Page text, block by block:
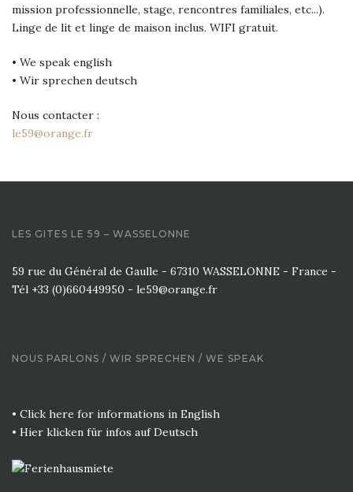
mission professionnelle, stage, rencontres familiales, etc...).
Linge de lit et linge de maison inclus. WIFI gratuit.
• We speak english
• Wir sprechen deutsch
Nous contacter :
le59@orange.fr
LES GITES LE 59 – WASSELONNE
59 rue du Général de Gaulle - 67310 WASSELONNE - France -
Tél +33 (0)660449950 - le59@orange.fr
NOUS PARLONS / WIR SPRECHEN / WE SPEAK
• Click here for informations in English
• Hier klicken für infos auf Deutsch